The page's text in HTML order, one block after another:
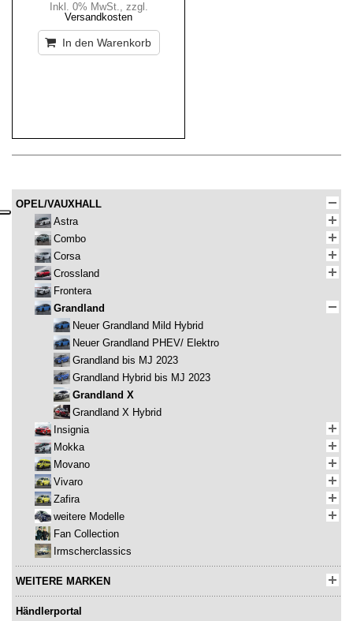
Inkl. 0% MwSt., zzgl.
Versandkosten
In den Warenkorb
OPEL/VAUXHALL
Astra
Combo
Corsa
Crossland
Frontera
Grandland
Neuer Grandland Mild Hybrid
Neuer Grandland PHEV/ Elektro
Grandland bis MJ 2023
Grandland Hybrid bis MJ 2023
Grandland X
Grandland X Hybrid
Insignia
Mokka
Movano
Vivaro
Zafira
weitere Modelle
Fan Collection
Irmscherclassics
WEITERE MARKEN
Händlerportal